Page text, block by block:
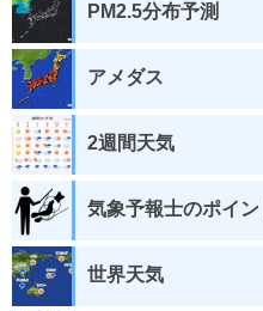
PM2.5分布予測
アメダス
2週間天気
気象予報士のポイ
世界天気